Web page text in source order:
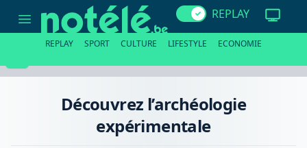
l’archéologie
expérimentale
REPLAY
REPLAY SPORT CULTURE LIFESTYLE ECONOMIE
Découvrez l’archéologie
expérimentale